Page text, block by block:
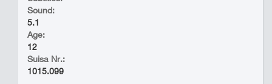
Sound:
5.1
Age:
12
Suisa Nr.:
1015.099